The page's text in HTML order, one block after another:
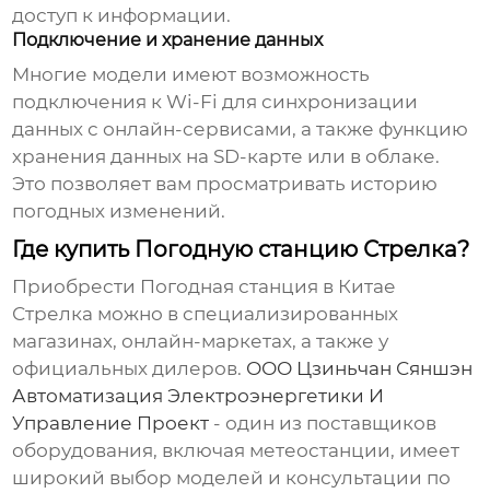
доступ к информации.
Подключение и хранение данных
Многие модели имеют возможность
подключения к Wi-Fi для синхронизации
данных с онлайн-сервисами, а также функцию
хранения данных на SD-карте или в облаке.
Это позволяет вам просматривать историю
погодных изменений.
Где купить Погодную станцию Стрелка?
Приобрести Погодная станция в Китае
Стрелка можно в специализированных
магазинах, онлайн-маркетах, а также у
официальных дилеров. ООО Цзиньчан Сяншэн
Автоматизация Электроэнергетики И
Управление Проект - один из поставщиков
оборудования, включая метеостанции, имеет
широкий выбор моделей и консультации по